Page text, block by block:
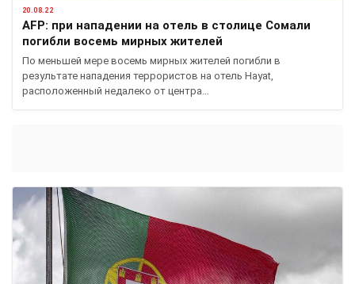
20.08.22
AFP: при нападении на отель в столице Сомали
погибли восемь мирных жителей
По меньшей мере восемь мирных жителей погибли в
результате нападения террористов на отель Hayat,
расположенный недалеко от центра…